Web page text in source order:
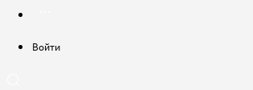
Войти